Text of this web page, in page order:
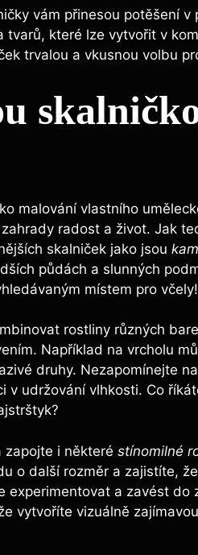
vám přinesou potěšení
které lze vytvořit v
trvalou a vkusnou volbu
malování vlastního
radost a život. Jak
skalniček jako jsou
půdách a slunných
místem pro včely!
rostliny různých
Například na vrcholu
druhy. Nezapomínejte na
udržování vlhkosti. Co
zapojte i některé stínomilné
o další rozměr a zajistíte,
experimentovat a zavést do
vytvoříte vizuálně